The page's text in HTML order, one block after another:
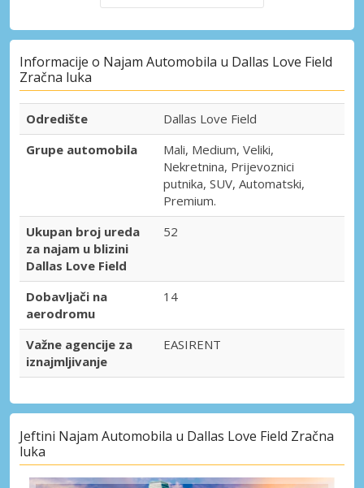
Informacije o Najam Automobila u Dallas Love Field
Zračna luka
Odredište
Dallas Love Field
Grupe automobila
Mali, Medium, Veliki,
Nekretnina, Prijevoznici
putnika, SUV, Automatski,
Premium.
Ukupan broj ureda
za najam u blizini
Dallas Love Field
52
Dobavljači na
aerodromu
14
Važne agencije za
iznajmljivanje
EASIRENT
Jeftini Najam Automobila u Dallas Love Field Zračna
luka